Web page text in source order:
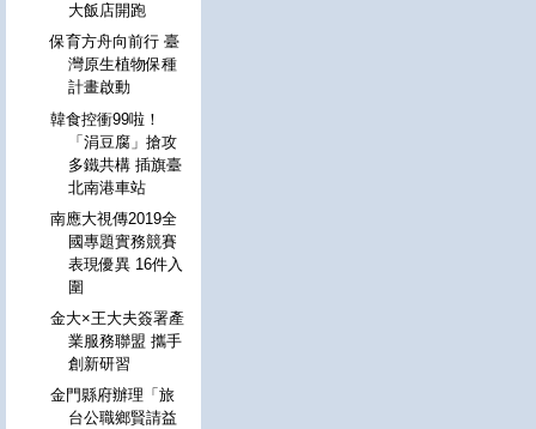
大飯店開跑
保育方舟向前行 臺
灣原生植物保種
計畫啟動
韓食控衝99啦！
「涓豆腐」搶攻
多鐵共構 插旗臺
北南港車站
南應大視傳2019全
國專題實務競賽
表現優異 16件入
圍
金大×王大夫簽署產
業服務聯盟 攜手
創新研習
金門縣府辦理「旅
台公職鄉賢請益